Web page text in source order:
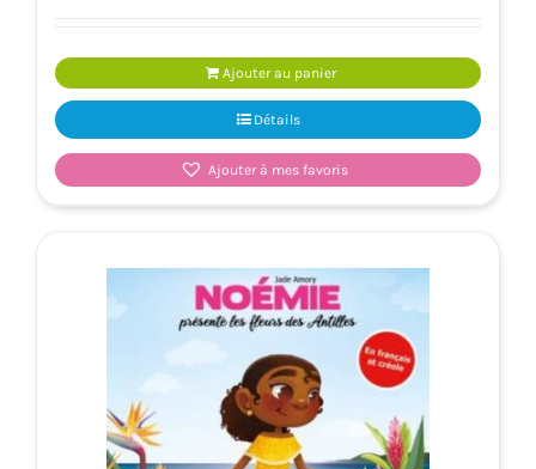
Ajouter au panier
Détails
Ajouter à mes favoris